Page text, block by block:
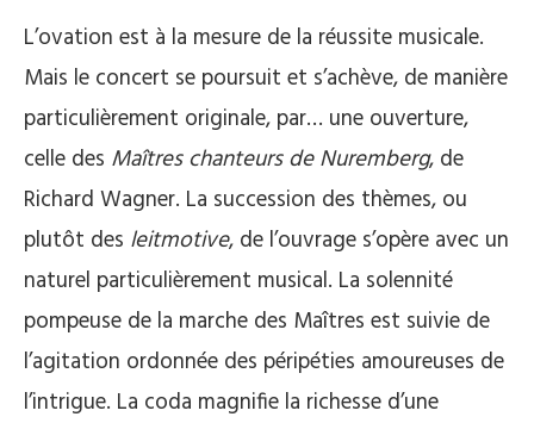
L’ovation est à la mesure de la réussite musicale.
Mais le concert se poursuit et s’achève, de manière
particulièrement originale, par… une ouverture,
celle des Maîtres chanteurs de Nuremberg, de
Richard Wagner. La succession des thèmes, ou
plutôt des leitmotive, de l’ouvrage s’opère avec un
naturel particulièrement musical. La solennité
pompeuse de la marche des Maîtres est suivie de
l’agitation ordonnée des péripéties amoureuses de
l’intrigue. La coda magnifie la richesse d’une